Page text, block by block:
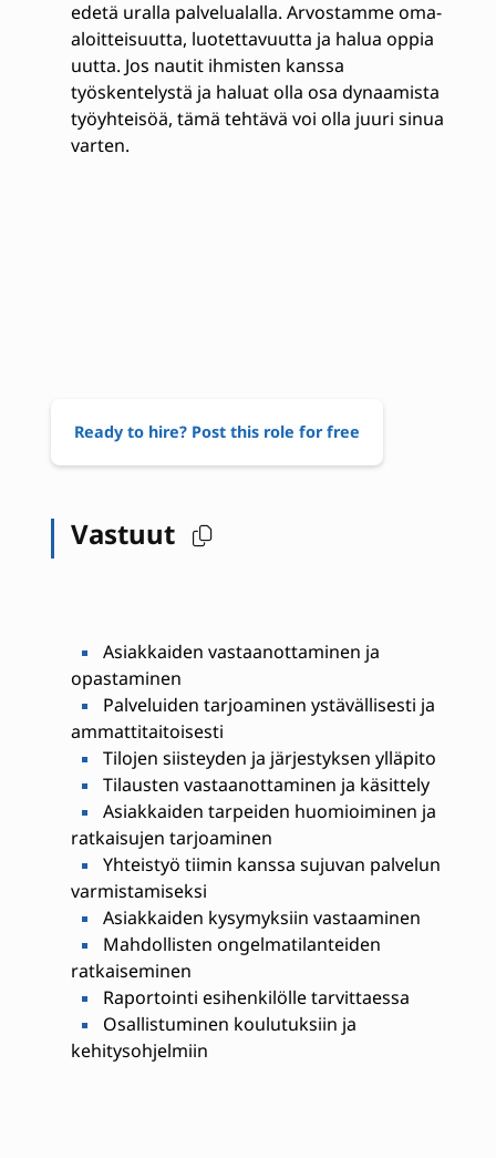
edetä uralla palvelualalla. Arvostamme oma-
aloitteisuutta, luotettavuutta ja halua oppia
uutta. Jos nautit ihmisten kanssa
työskentelystä ja haluat olla osa dynaamista
työyhteisöä, tämä tehtävä voi olla juuri sinua
varten.
Ready to hire? Post this role for free
Vastuut
Asiakkaiden vastaanottaminen ja
opastaminen
Palveluiden tarjoaminen ystävällisesti ja
ammattitaitoisesti
Tilojen siisteyden ja järjestyksen ylläpito
Tilausten vastaanottaminen ja käsittely
Asiakkaiden tarpeiden huomioiminen ja
ratkaisujen tarjoaminen
Yhteistyö tiimin kanssa sujuvan palvelun
varmistamiseksi
Asiakkaiden kysymyksiin vastaaminen
Mahdollisten ongelmatilanteiden
ratkaiseminen
Raportointi esihenkilölle tarvittaessa
Osallistuminen koulutuksiin ja
kehitysohjelmiin